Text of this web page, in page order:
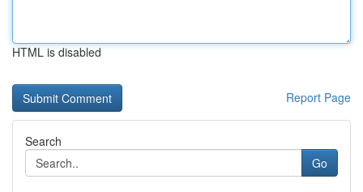
HTML is disabled
Report Page
Search
Go